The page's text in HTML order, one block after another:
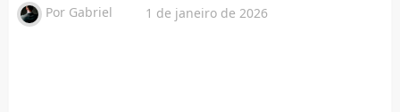
Por Gabriel 1 de janeiro de 2026